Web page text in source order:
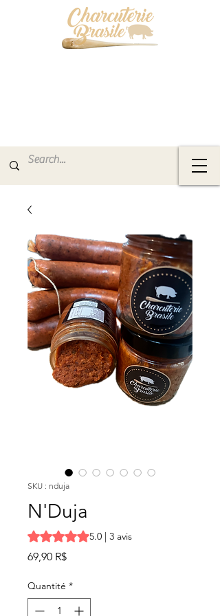
SKU : nduja
N'Duja
La note est de 5.0 sur cinq étoiles selon
5.0 | 3 avis
69,90 R$Prix
Quantité *